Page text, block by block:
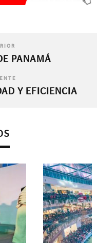
PANAMÁ
Y EFICIENCIA